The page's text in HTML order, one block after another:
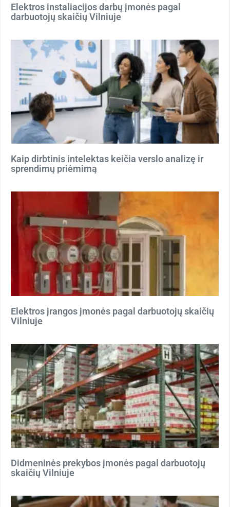
Elektros instaliacijos darbų įmonės pagal
darbuotojų skaičių Vilniuje
Kaip dirbtinis intelektas keičia verslo analizę ir
sprendimų priėmimą
Elektros įrangos įmonės pagal darbuotojų skaičių
Vilniuje
Didmeninės prekybos įmonės pagal darbuotojų
skaičių Vilniuje